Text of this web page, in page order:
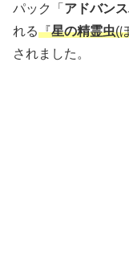
パック「 アドバン
れる『星の精霊虫(
されました。